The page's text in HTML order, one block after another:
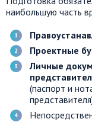
наибольшую часть
Проектные
Личные
(паспорт и